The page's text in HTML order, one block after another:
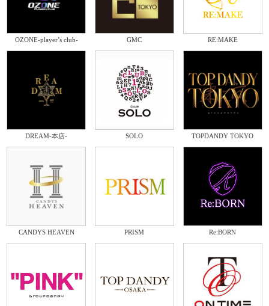
OZONE-player’s club- GMC RE:MAKE
DREAM-本店- SOLO TOPDANDY TOKYO
CANDYS HEAVEN PRISM Re:BORN